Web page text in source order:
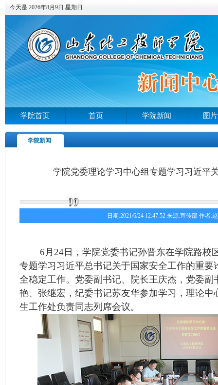
今天是 2026年8月9日 星期日
学院首页 首页 学院新闻 图
学院新闻
学院党委理论学习中心组专题学习习近平
日期:2021/6/24 12:47:52 来源:宣传部 作者:
6月24日，学院党委书记孙晋东在学院路校
专题学习习近平总书记关于国家安全工作的重要
全稳定工作。党委副书记、院长王庆杰，党委
艳、张继宏，纪委书记苏友华参加学习，理论
生工作处负责同志列席会议。